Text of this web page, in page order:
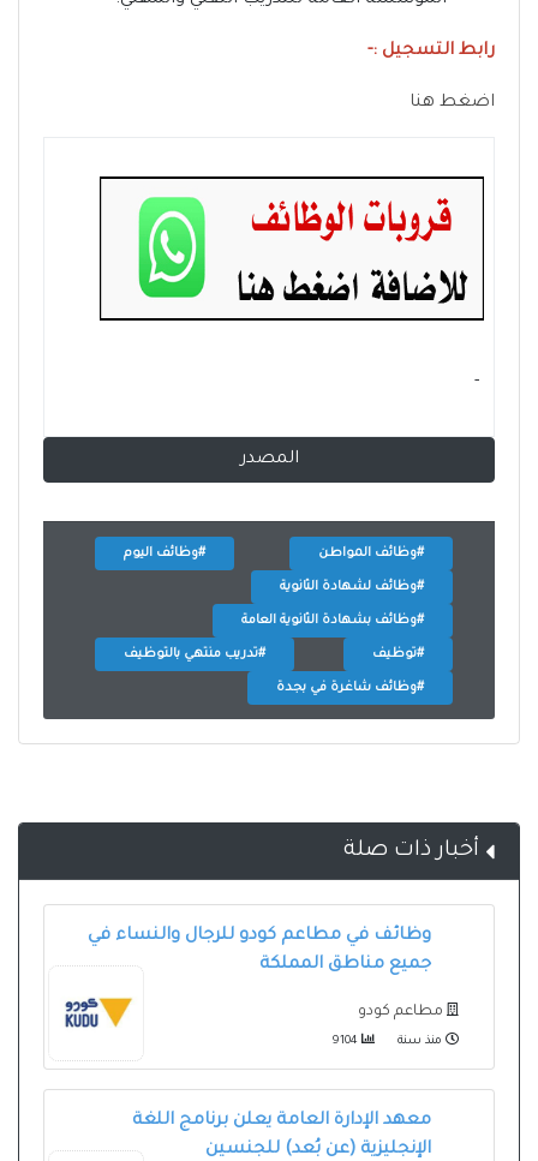
رابط التسجيل :-
اضغط هنا
- ‏
المصدر
#وظائف المواطن #وظائف اليوم
#وظائف لشهادة الثانوية
#وظائف بشهادة الثانوية العامة
#توظيف #تدريب منتهي بالتوظيف
#وظائف شاغرة في بجدة
أخبار ذات صلة
وظائف في مطاعم كودو للرجال والنساء في
جميع مناطق المملكة
مطاعم كودو
منذ سنة
معهد الإدارة العامة يعلن برنامج اللغة
الإنجليزية (عن بُعد) للجنسين